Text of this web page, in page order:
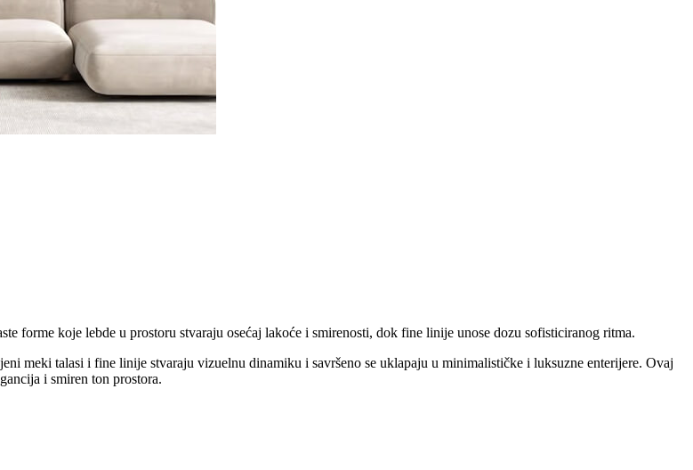
forme koje lebde u prostoru stvaraju osećaj lakoće i smirenosti, dok fine linije unose dozu sofisticiranog ritma.
meki talasi i fine linije stvaraju vizuelnu dinamiku i savršeno se uklapaju u minimalističke i luksuzne enterijere. Ovaj
i smiren ton prostora.